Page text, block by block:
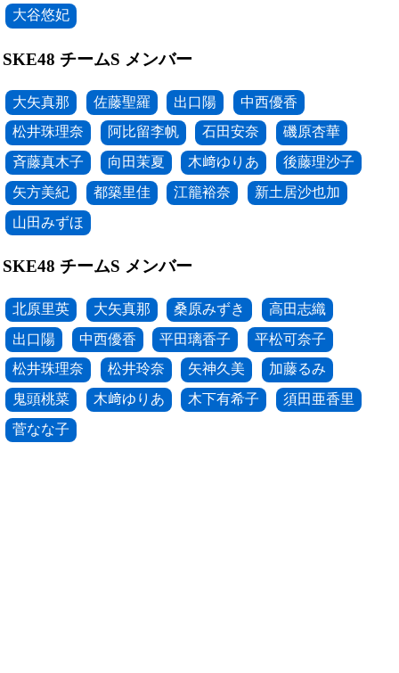
大谷悠妃
SKE48 チームS メンバー
大矢真那 佐藤聖羅 出口陽
中西優香
松井珠理奈
阿比留李帆 石田安奈
磯原杏華
斉藤真木子
向田茉夏 木﨑ゆりあ
後藤理沙子
矢方美紀
都築里佳 江籠裕奈
新土居沙也加
山田みずほ
SKE48 チームS メンバー
北原里英 大矢真那 桑原みずき
高田志織
出口陽
中西優香 平田璃香子
平松可奈子
松井珠理奈
松井玲奈 矢神久美
加藤るみ
鬼頭桃菜
木﨑ゆりあ 木下有希子
須田亜香里
菅なな子